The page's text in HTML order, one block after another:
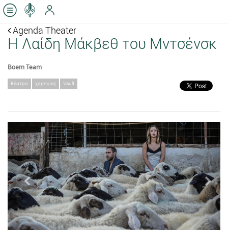
Agenda Theater
Η Λαίδη Μάκβεθ του Μντσένσκ
Boem Team
θέατρο χορηγίες Vault
Previous Next